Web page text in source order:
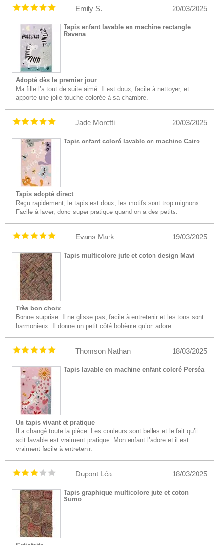
20/03/2025
Emily S.
Tapis enfant lavable en machine rectangle
Ravena
Adopté dès le premier jour
Ma fille l’a tout de suite aimé. Il est doux, facile à nettoyer, et
apporte une jolie touche colorée à sa chambre.
20/03/2025
Jade Moretti
Tapis enfant coloré lavable en machine Cairo
Tapis adopté direct
Reçu rapidement, le tapis est doux, les motifs sont trop mignons.
Facile à laver, donc super pratique quand on a des petits.
19/03/2025
Evans Mark
Tapis multicolore jute et coton design Mavi
Très bon choix
Bonne surprise. Il ne glisse pas, facile à entretenir et les tons sont
harmonieux. Il donne un petit côté bohème qu’on adore.
18/03/2025
Thomson Nathan
Tapis lavable en machine enfant coloré Perséa
Un tapis vivant et pratique
Il a changé toute la pièce. Les couleurs sont belles et le fait qu’il
soit lavable est vraiment pratique. Mon enfant l’adore et il est
vraiment facile à entretenir.
18/03/2025
Dupont Léa
Tapis graphique multicolore jute et coton
Sumo